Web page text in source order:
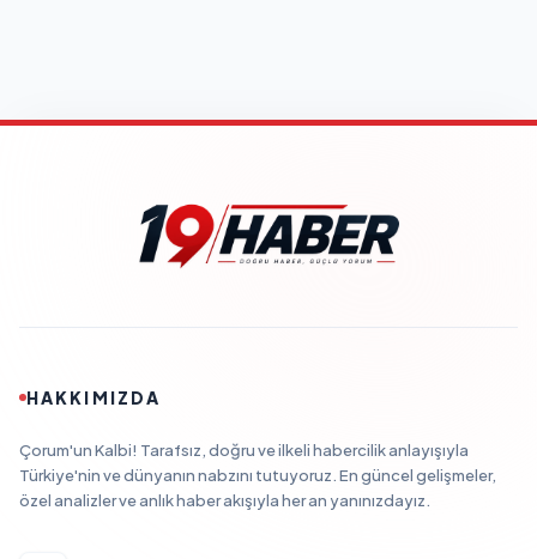
HAKKIMIZDA
Çorum'un Kalbi! Tarafsız, doğru ve ilkeli habercilik anlayışıyla
Türkiye'nin ve dünyanın nabzını tutuyoruz. En güncel gelişmeler,
özel analizler ve anlık haber akışıyla her an yanınızdayız.